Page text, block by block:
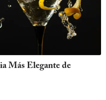
Más Elegante de